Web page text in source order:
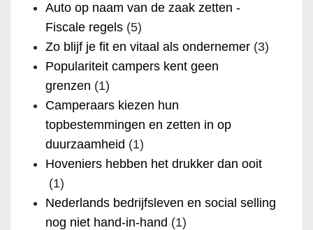
Auto op naam van de zaak zetten -
Fiscale regels (5)
Zo blijf je fit en vitaal als ondernemer (3)
Populariteit campers kent geen
grenzen (1)
Camperaars kiezen hun
topbestemmingen en zetten in op
duurzaamheid (1)
Hoveniers hebben het drukker dan ooit
(1)
Nederlands bedrijfsleven en social selling
nog niet hand-in-hand (1)